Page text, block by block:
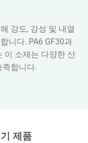
강도, 강성 및 내열
니다. PA6 GF30과
이 소재는 다양한 산
족합니다.
제품